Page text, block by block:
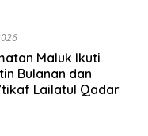
Maluk Ikuti
Bulanan dan
Lailatul Qadar